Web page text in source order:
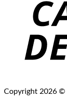
Copyright 2026 ©